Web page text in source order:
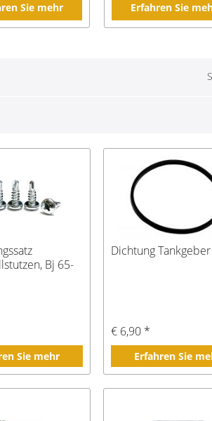
Sie mehr
Erfahren Sie
Bj 65-
Sie mehr
Dichtung Tankgeber
€ 6,90 *
Erfahren Sie